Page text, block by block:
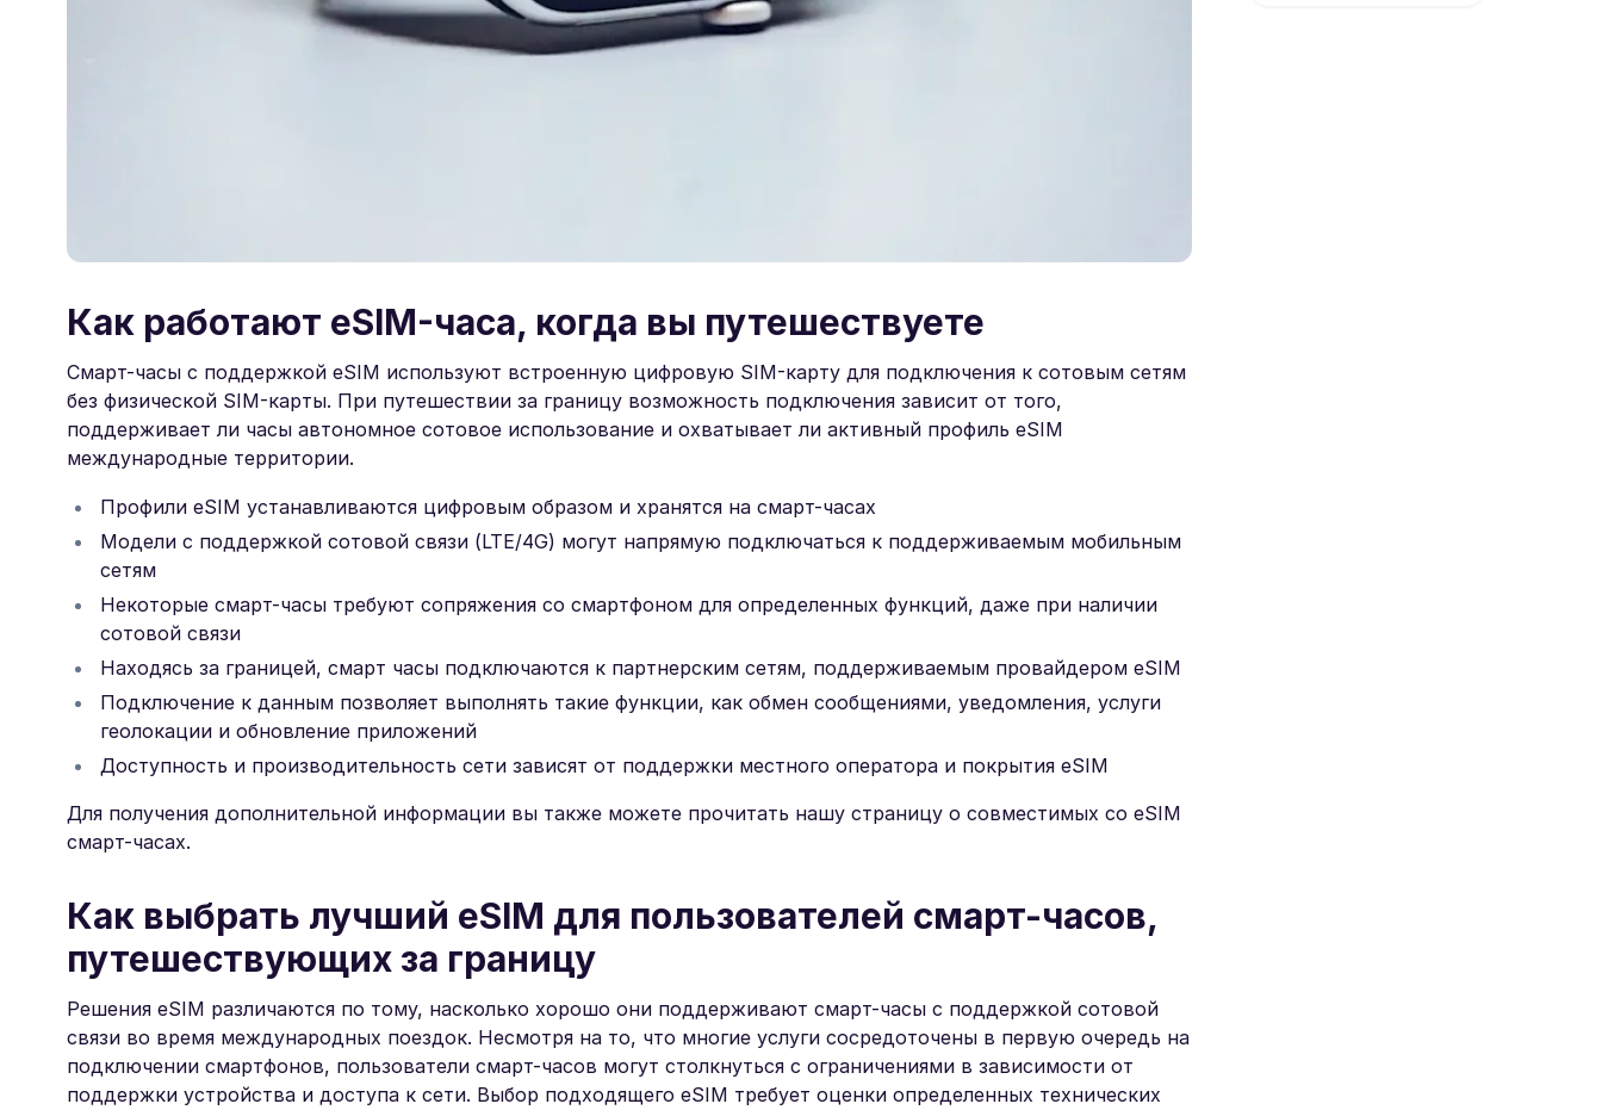
Как работают eSIM-часа, когда вы путешествуете
Смарт-часы с поддержкой eSIM используют встроенную цифровую SIM-карту для подключения к сотовым сетям
без физической SIM-карты. При путешествии за границу возможность подключения зависит от того,
поддерживает ли часы автономное сотовое использование и охватывает ли активный профиль eSIM
международные территории.
Профили eSIM устанавливаются цифровым образом и хранятся на смарт-часах
Модели с поддержкой сотовой связи (LTE/4G) могут напрямую подключаться к поддерживаемым мобильным
сетям
Некоторые смарт-часы требуют сопряжения со смартфоном для определенных функций, даже при наличии
сотовой связи
Находясь за границей, смарт часы подключаются к партнерским сетям, поддерживаемым провайдером eSIM
Подключение к данным позволяет выполнять такие функции, как обмен сообщениями, уведомления, услуги
геолокации и обновление приложений
Доступность и производительность сети зависят от поддержки местного оператора и покрытия eSIM
Для получения дополнительной информации вы также можете прочитать нашу страницу о совместимых со eSIM
смарт-часах.
Как выбрать лучший eSIM для пользователей смарт-часов,
путешествующих за границу
Решения eSIM различаются по тому, насколько хорошо они поддерживают смарт-часы с поддержкой сотовой
связи во время международных поездок. Несмотря на то, что многие услуги сосредоточены в первую очередь на
подключении смартфонов, пользователи смарт-часов могут столкнуться с ограничениями в зависимости от
поддержки устройства и доступа к сети. Выбор подходящего eSIM требует оценки определенных технических